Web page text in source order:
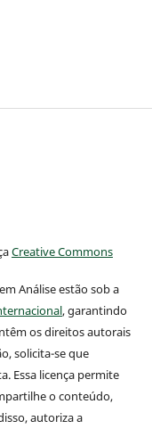
Creative Commons
Análise estão sob a
, garantindo
os direitos autorais
solicita-se que
Essa licença permite
o conteúdo,
autoriza a